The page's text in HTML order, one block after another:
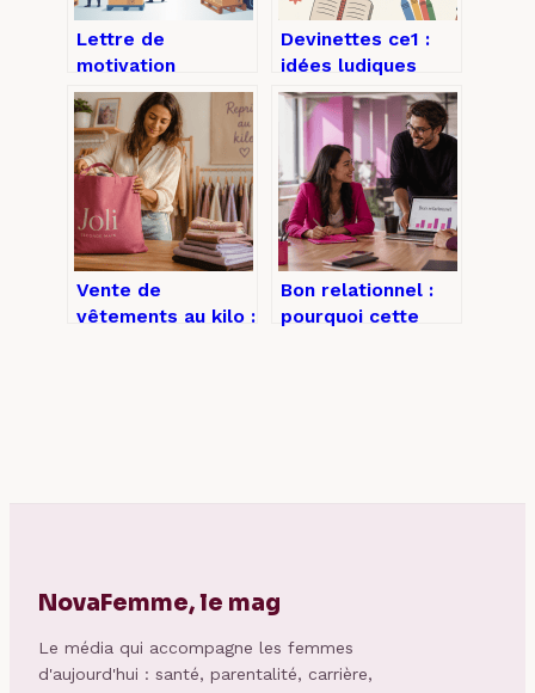
Lettre de
motivation
préparateur de
commande :
exemples
concrets et
conseils clés
Devinettes ce1 :
idées ludiques
pour faire
réfléchir vos
élèves
Vente de
vêtements au kilo :
Bon relationnel :
pourquoi cette
NovaFemme, le mag
Le média qui accompagne les femmes
d'aujourd'hui : santé, parentalité, carrière,